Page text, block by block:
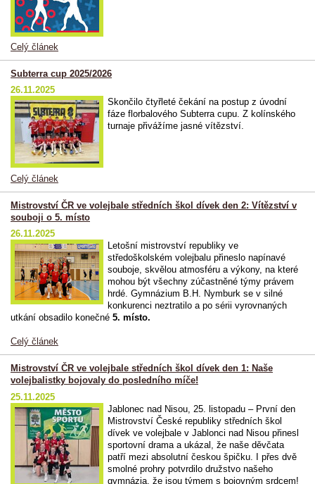
Celý článek
Subterra cup 2025/2026
26.11.2025
Skončilo čtyřleté čekání na postup z úvodní
fáze florbalového Subterra cupu. Z kolínského
turnaje přivážíme jasné vítězství.
Celý článek
Mistrovství ČR ve volejbale středních škol dívek den 2: Vítězství v
souboji o 5. místo
26.11.2025
Letošní mistrovství republiky ve
středoškolském volejbalu přineslo napínavé
souboje, skvělou atmosféru a výkony, na které
mohou být všechny zúčastněné týmy právem
hrdé. Gymnázium B.H. Nymburk se v silné
konkurenci neztratilo a po sérii vyrovnaných
utkání obsadilo konečné 5. místo.
Celý článek
Mistrovství ČR ve volejbale středních škol dívek den 1: Naše
volejbalistky bojovaly do posledního míče!
25.11.2025
Jablonec nad Nisou, 25. listopadu – První den
Mistrovství České republiky středních škol
dívek ve volejbale v Jablonci nad Nisou přinesl
sportovní drama a ukázal, že naše děvčata
patří mezi absolutní českou špičku. I přes dvě
smolné prohry potvrdilo družstvo našeho
gymnázia, že jsou týmem s bojovným srdcem!